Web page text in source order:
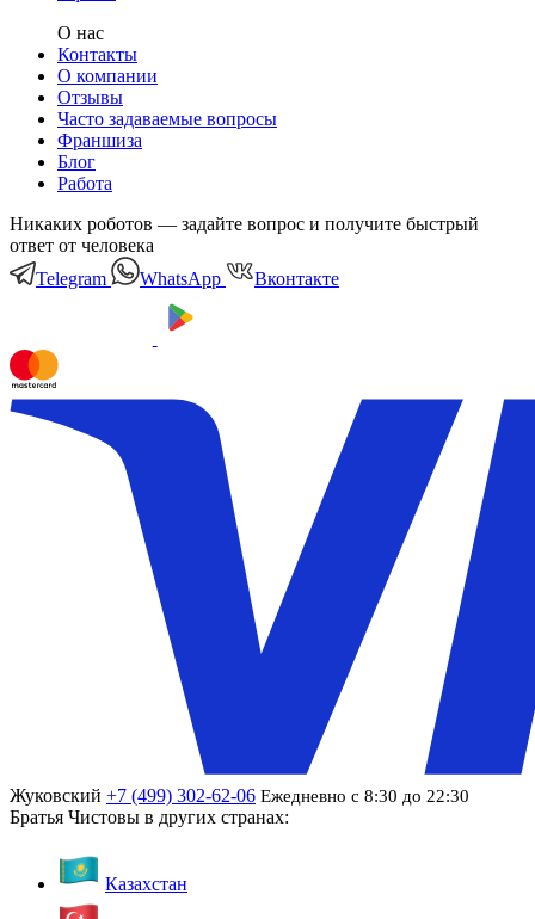
О нас
Контакты
О компании
Отзывы
Часто задаваемые вопросы
Франшиза
Блог
Работа
Никаких роботов — задайте вопрос и получите быстрый
ответ от человека
Telegram
WhatsApp Вконтакте
Жуковский +7 (499) 302-62-06 Ежедневно с 8:30 до 22:30
Братья Чистовы в других странах:
Казахстан